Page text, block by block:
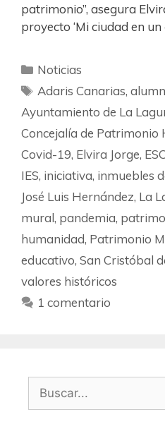
patrimonio”, asegura
proyecto ‘Mi ciudad en un
Noticias
Adaris Canarias,
Ayuntamiento de La
Concejalía de Patrimonio
Covid-19, Elvira Jorge,
IES, iniciativa, inmuebles
José Luis Hernández, La
mural, pandemia,
humanidad, Patrimonio
educativo, San Cristóbal
valores históricos
1 comentario